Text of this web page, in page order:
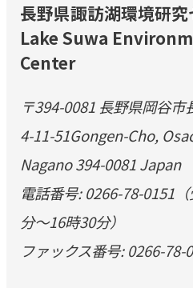
長野県諏訪湖環境研究
Lake Suwa
Center
〒394-0081 長野県岡谷
4-11-51Gongen-Cho,
Nagano 394-0081 Japan
電話番号: 0266-78-0151
分～16時30分）
ファックス番号: 0266-78-